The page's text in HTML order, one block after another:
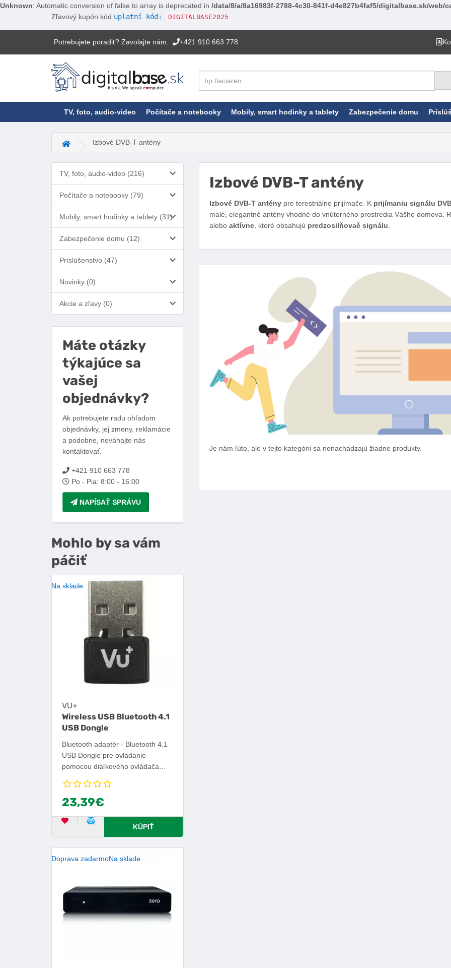
Unknown: Automatic conversion of false to array is deprecated in /data/8/a/8a16983f-2788-4c30-841f-d4e827b4faf5/digitalbase.sk/
Zľavový kupón kód uplatní kód: DIGITALBASE2025
Potrebujete poradiť? Zavolajte nám. +421 910 663 778
TV, foto, audio-video Počítače a notebooky Mobily, smart hodinky a tablety Zabezpečenie domu
Hlavná stránkaIzbové DVB-T antény
TV, foto, audio-video (216)
Počítače a notebooky (79)
Mobily, smart hodinky a tablety (31)
Zabezpečenie domu (12)
Príslúšenstvo (47)
Novinky (0)
Akcie a zľavy (0)
Máte otázky
týkajúce sa
vašej
objednávky?
Ak potrebujete radu ohľadom
objednávky, jej zmeny, reklamácie
a podobne, neváhajte nás
kontaktovať.
+421 910 663 778
Po - Pia: 8:00 - 16:00
NAPÍSAŤ SPRÁVU
Mohlo by sa vám
páčiť
Na sklade
VU+
Wireless USB Bluetooth 4.1
USB Dongle
Bluetooth adaptér - Bluetooth 4.1
USB Dongle pre ovládanie
pomocou diaľkového ovládača
23,39€
OBĽÚBENÝ PRODUKT
POROVNAŤ PRODUKT
KÚPIŤ
Doprava zadarmoNa sklade
Izbové DVB-T antény
Izbové DVB-T anténypre terestriálne prijímače. K prijímaniu signálu
malé, elegantné antény vhodné do vnútorného prostredia Vášho domova.
alebo aktívne, ktoré obsahujú predzosilňovač signálu.
Je nám ľúto, ale v tejto kategórii sa nenachádzajú žiadne produkty.